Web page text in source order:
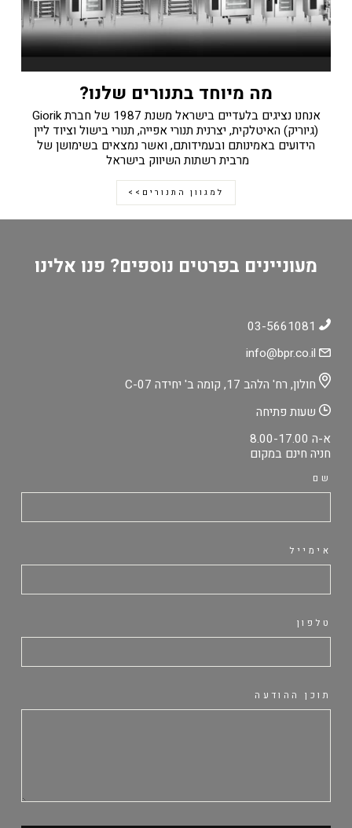
מה מיוחד בתנורים שלנו?
אנחנו נציגים בלעדיים בישראל משנת 1987 של חברת Giorik
(גיוריק) האיטלקית, יצרנית תנורי אפייה, תנורי בישול וציוד ליין
הידועים באמינותם ובעמידותם, ואשר נמצאים בשימושן של
מרבית רשתות השיווק בישראל
למגוון התנורים>>
מעוניינים בפרטים נוספים? פנו אלינו
חולון, רח' הלהב 17, קומה ב' יחידה C-07
שעות פתיחה
א-ה 8.00-17.00
חניה חינם במקום
שם
אימייל
טלפון
תוכן ההודעה